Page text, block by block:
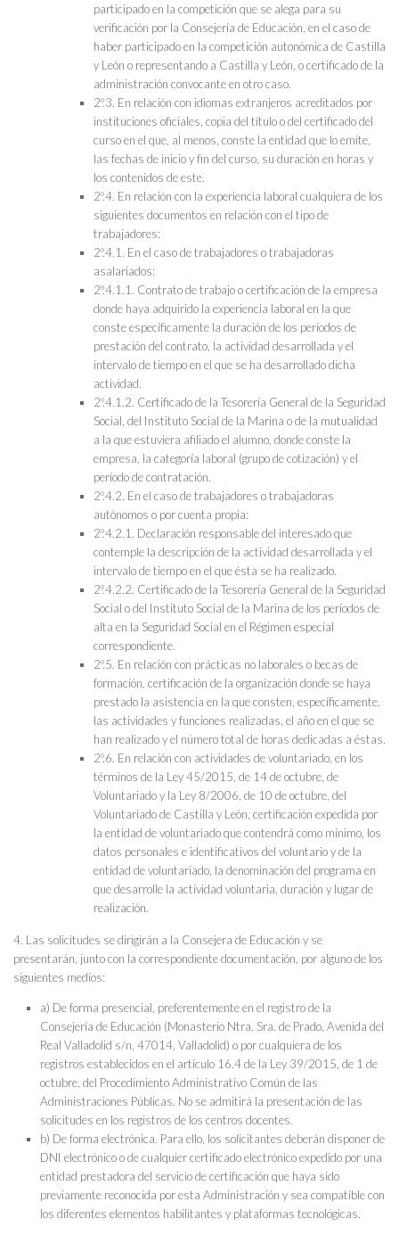
participado en la competición que se alega para su
verificación por la Consejería de Educación, en el caso de
haber participado en la competición autonómica de Castilla
y León o representando a Castilla y León, o certificado de la
administración convocante en otro caso.
2º.3. En relación con idiomas extranjeros acreditados por
instituciones oficiales, copia del título o del certificado del
curso en el que, al menos, conste la entidad que lo emite,
las fechas de inicio y fin del curso, su duración en horas y
los contenidos de este.
2º.4. En relación con la experiencia laboral cualquiera de los
siguientes documentos en relación con el tipo de
trabajadores:
2º.4.1. En el caso de trabajadores o trabajadoras
asalariados:
2º.4.1.1. Contrato de trabajo o certificación de la empresa
donde haya adquirido la experiencia laboral en la que
conste específicamente la duración de los períodos de
prestación del contrato, la actividad desarrollada y el
intervalo de tiempo en el que se ha desarrollado dicha
actividad.
2º.4.1.2. Certificado de la Tesorería General de la Seguridad
Social, del Instituto Social de la Marina o de la mutualidad
a la que estuviera afiliado el alumno, donde conste la
empresa, la categoría laboral (grupo de cotización) y el
período de contratación.
2º.4.2. En el caso de trabajadores o trabajadoras
autónomos o por cuenta propia:
2º.4.2.1. Declaración responsable del interesado que
contemple la descripción de la actividad desarrollada y el
intervalo de tiempo en el que ésta se ha realizado.
2º.4.2.2. Certificado de la Tesorería General de la Seguridad
Social o del Instituto Social de la Marina de los períodos de
alta en la Seguridad Social en el Régimen especial
correspondiente.
2º.5. En relación con prácticas no laborales o becas de
formación, certificación de la organización donde se haya
prestado la asistencia en la que consten, específicamente,
las actividades y funciones realizadas, el año en el que se
han realizado y el número total de horas dedicadas a éstas.
2º.6. En relación con actividades de voluntariado, en los
términos de la Ley 45/2015, de 14 de octubre, de
Voluntariado y la Ley 8/2006, de 10 de octubre, del
Voluntariado de Castilla y León, certificación expedida por
la entidad de voluntariado que contendrá como mínimo, los
datos personales e identificativos del voluntario y de la
entidad de voluntariado, la denominación del programa en
que desarrolle la actividad voluntaria, duración y lugar de
realización.
4. Las solicitudes se dirigirán a la Consejera de Educación y se
presentarán, junto con la correspondiente documentación, por alguno de los
siguientes medios:
a) De forma presencial, preferentemente en el registro de la
Consejería de Educación (Monasterio Ntra. Sra. de Prado, Avenida del
Real Valladolid s/n, 47014, Valladolid) o por cualquiera de los
registros establecidos en el artículo 16.4 de la Ley 39/2015, de 1 de
octubre, del Procedimiento Administrativo Común de las
Administraciones Públicas. No se admitirá la presentación de las
solicitudes en los registros de los centros docentes.
b) De forma electrónica. Para ello, los solicitantes deberán disponer de
DNI electrónico o de cualquier certificado electrónico expedido por una
entidad prestadora del servicio de certificación que haya sido
previamente reconocida por esta Administración y sea compatible con
los diferentes elementos habilitantes y plataformas tecnológicas.